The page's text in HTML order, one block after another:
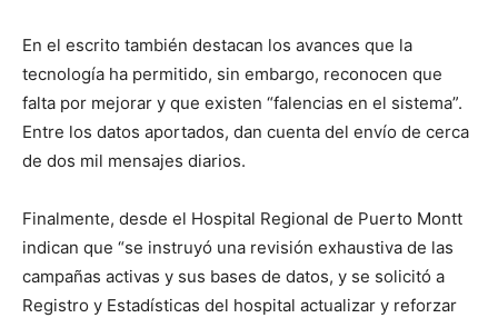
En el escrito también destacan los avances que la
tecnología ha permitido, sin embargo, reconocen que
falta por mejorar y que existen “falencias en el sistema”.
Entre los datos aportados, dan cuenta del envío de cerca
de dos mil mensajes diarios.
Finalmente, desde el Hospital Regional de Puerto Montt
indican que “se instruyó una revisión exhaustiva de las
campañas activas y sus bases de datos, y se solicitó a
Registro y Estadísticas del hospital actualizar y reforzar